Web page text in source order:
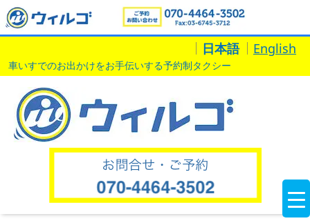
日本語 English
車いすでのお出かけをお手伝いする予約制タクシー